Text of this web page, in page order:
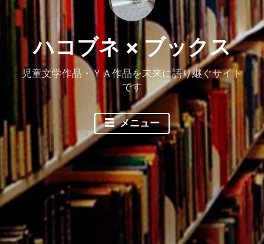
ハコブネ × ブックス
児童文学作品・ＹＡ作品を未来に語り継ぐサイト
です
メニュー